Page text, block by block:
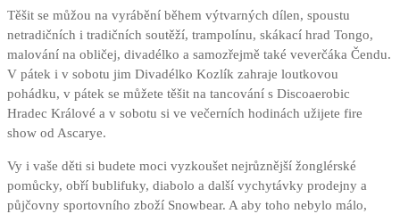
Těšit se můžou na vyrábění během výtvarných dílen, spoustu
netradičních i tradičních soutěží, trampolínu, skákací hrad Tongo,
malování na obličej, divadélko a samozřejmě také veverčáka Čendu.
V pátek i v sobotu jim Divadélko Kozlík zahraje loutkovou
pohádku, v pátek se můžete těšit na tancování s Discoaerobic
Hradec Králové a v sobotu si ve večerních hodinách užijete fire
show od Ascarye.
Vy i vaše děti si budete moci vyzkoušet nejrůznější žonglérské
pomůcky, obří bublifuky, diabolo a další vychytávky prodejny a
půjčovny sportovního zboží Snowbear. A aby toho nebylo málo,